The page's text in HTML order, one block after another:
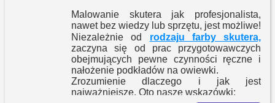
Malowanie skutera jak profesjonalista,
nawet bez wiedzy lub sprzętu, jest możliwe!
Niezależnie od rodzaju farby skutera,
zaczyna się od prac przygotowawczych
obejmujących pewne czynności ręczne i
nałożenie podkładów na owiewki.
Zrozumienie dlaczego i jak jest
najważniejsze. Oto nasze wskazówki: